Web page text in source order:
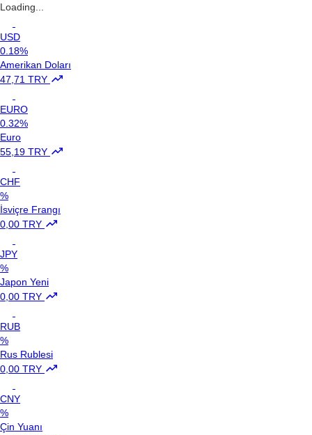
Loading...
USD
0.18%
Amerikan Doları
47,71 TRY
EURO
0.32%
Euro
55,19 TRY
CHF
%
İsviçre Frangı
0,00 TRY
JPY
%
Japon Yeni
0,00 TRY
RUB
%
Rus Rublesi
0,00 TRY
CNY
%
Çin Yuanı